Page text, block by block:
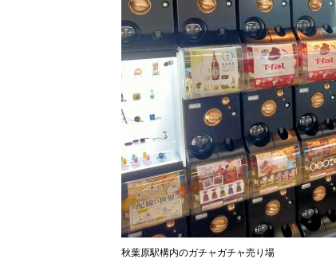
秋葉原駅構内のガチャガチャ売り場